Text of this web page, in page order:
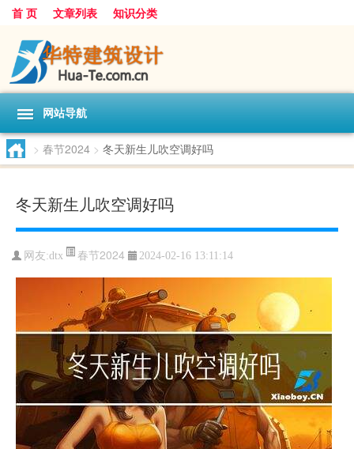
首 页 文章列表 知识分类
网站导航
> 春节2024 > 冬天新生儿吹空调好吗
冬天新生儿吹空调好吗
网友:dtx 春节2024 2024-02-16 13:11:14